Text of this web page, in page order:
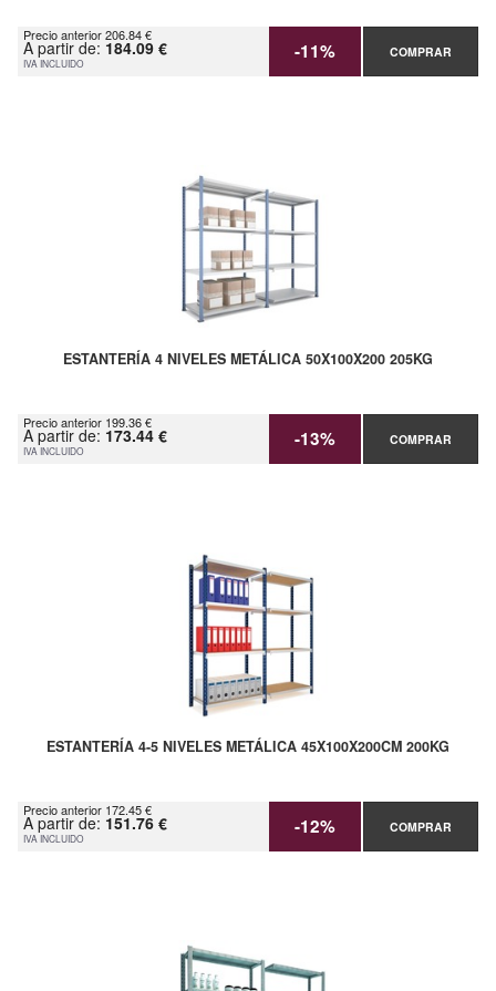
Precio anterior 206.84 €
A partir de: 184.09 €
IVA INCLUIDO -11% COMPRAR
ESTANTERÍA 4 NIVELES METÁLICA 50X100X200 205KG
Precio anterior 199.36 €
A partir de: 173.44 €
IVA INCLUIDO -13% COMPRAR
ESTANTERÍA 4-5 NIVELES METÁLICA 45X100X200CM 200KG
Precio anterior 172.45 €
A partir de: 151.76 €
IVA INCLUIDO -12% COMPRAR